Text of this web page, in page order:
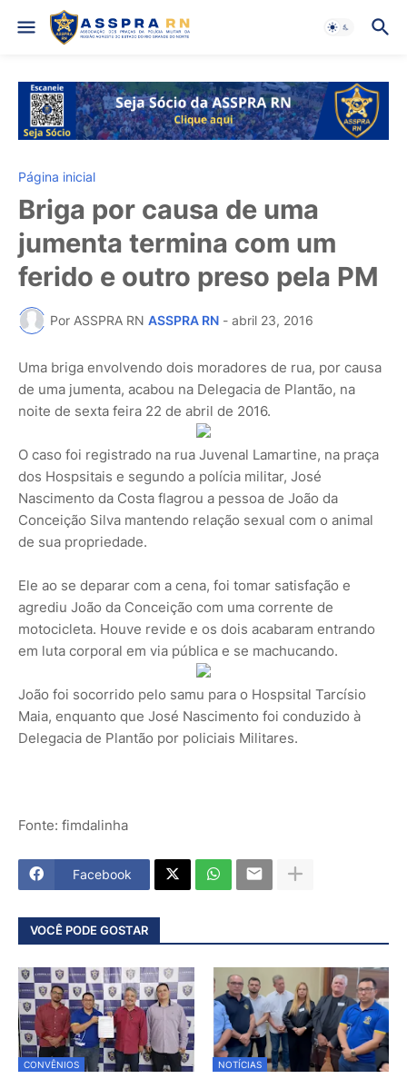
Página inicial
Briga por causa de uma
jumenta termina com um
ferido e outro preso pela PM
Por ASSPRA RN ASSPRA RN - abril 23, 2016
Uma briga envolvendo dois moradores de rua, por causa
de uma jumenta, acabou na Delegacia de Plantão, na
noite de sexta feira 22 de abril de 2016.
O caso foi registrado na rua Juvenal Lamartine, na praça
dos Hospsitais e segundo a polícia militar, José
Nascimento da Costa flagrou a pessoa de João da
Conceição Silva mantendo relação sexual com o animal
de sua propriedade.
Ele ao se deparar com a cena, foi tomar satisfação e
agrediu João da Conceição com uma corrente de
motocicleta. Houve revide e os dois acabaram entrando
em luta corporal em via pública e se machucando.
João foi socorrido pelo samu para o Hospsital Tarcísio
Maia, enquanto que José Nascimento foi conduzido à
Delegacia de Plantão por policiais Militares.
Fonte: fimdalinha
Facebook
VOCÊ PODE GOSTAR
CONVÊNIOS NOTÍCIAS